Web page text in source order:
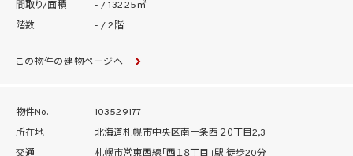
間取り/面積
- / 132.25㎡
階数
- / 2階
この物件の建物ページへ
物件No.
103529177
所在地
北海道札幌市中央区南十条西２０丁目2,3
交通
札幌市営東西線「西１８丁目」駅 徒歩20分